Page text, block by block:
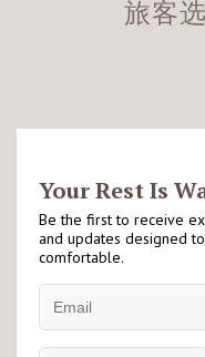
旅客
毗邻机场
遨途坐落于机场客运
旅客停留享用，详情